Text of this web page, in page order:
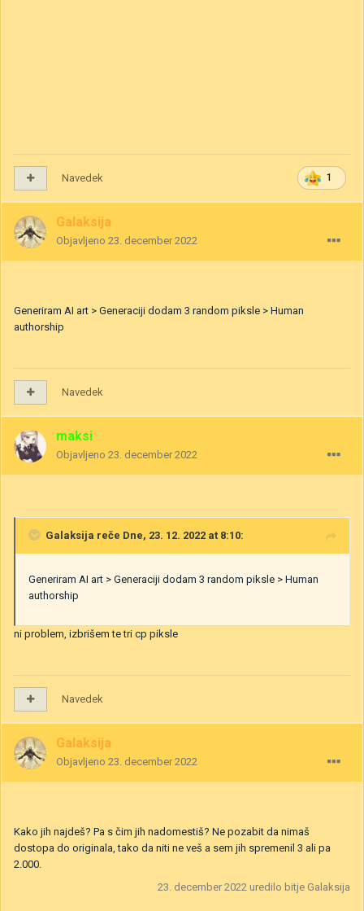
1
Navedek
Galaksija
Objavljeno 23. december 2022
Generiram AI art > Generaciji dodam 3 random piksle > Human
authorship
Navedek
maksi
Objavljeno 23. december 2022
Galaksija reče Dne, 23. 12. 2022 at 8:10:
Generiram AI art > Generaciji dodam 3 random piksle > Human
authorship
ni problem, izbrišem te tri cp piksle
Navedek
Galaksija
Objavljeno 23. december 2022
Kako jih najdeš? Pa s čim jih nadomestiš? Ne pozabit da nimaš
dostopa do originala, tako da niti ne veš a sem jih spremenil 3 ali pa
2.000.
23. december 2022 uredilo bitje Galaksija